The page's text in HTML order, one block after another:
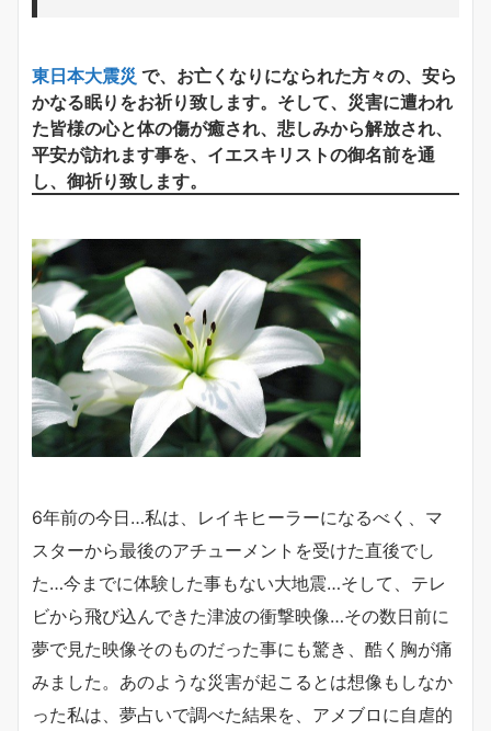
東日本大震災 で、お亡くなりになられた方々の、安ら
かなる眠りをお祈り致します。そして、災害に遭われ
た皆様の心と体の傷が癒され、悲しみから解放され、
平安が訪れます事を、イエスキリストの御名前を通
し、御祈り致します。
6年前の今日…私は、レイキヒーラーになるべく、マ
スターから最後のアチューメントを受けた直後でし
た…今までに体験した事もない大地震…そして、テレ
ビから飛び込んできた津波の衝撃映像…その数日前に
夢で見た映像そのものだった事にも驚き、酷く胸が痛
みました。あのような災害が起こるとは想像もしなか
った私は、夢占いで調べた結果を、アメブロに自虐的